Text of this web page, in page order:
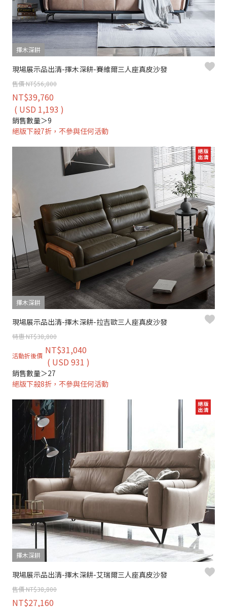
擇木深耕
現場展示品出清-擇木深耕-賽維爾三人座真皮沙發
售價 NT$56,800
NT$39,760
( USD 1,193 )
銷售數量＞9
絕版下殺7折，不參與任何活動
擇木深耕
現場展示品出清-擇木深耕-拉吉歐三人座真皮沙發
特惠 NT$38,800
活動折後價 NT$31,040
( USD 931 )
銷售數量＞27
絕版下殺8折，不參與任何活動
擇木深耕
現場展示品出清-擇木深耕-艾瑞爾三人座真皮沙發
售價 NT$38,800
NT$27,160